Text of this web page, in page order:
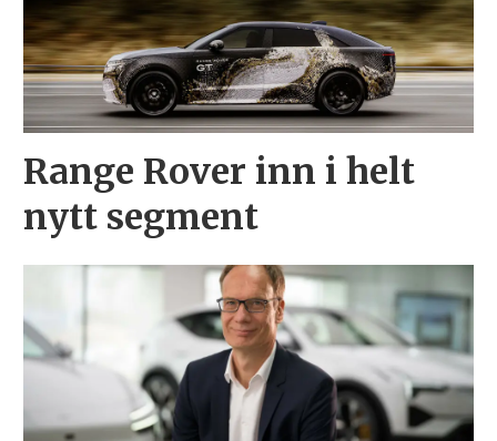
Range Rover inn i helt
nytt segment